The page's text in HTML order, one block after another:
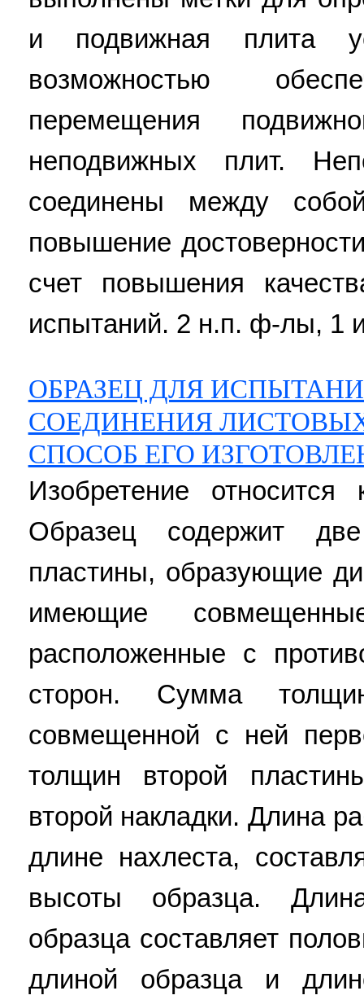
и подвижная плита
возможностью
перемещения
неподвижных плит.
соединены между
повышение
счет повышения
испытаний. 2 н.п. ф-лы, 1
ОБРАЗЕЦ ДЛЯ
СОЕДИНЕНИЯ
СПОСОБ ЕГО
Изобретение относится
Образец содержит
пластины, образующие
имеющие
расположенные с
сторон. Сумма
совмещенной с ней
толщин второй
второй накладки. Длина
длине нахлеста,
высоты образца.
образца составляет
длиной образца и